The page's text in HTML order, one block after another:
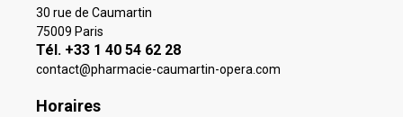
30 rue de Caumartin
75009 Paris
Tél. +33 1 40 54 62 28
contact@pharmacie-caumartin-opera.com
Horaires